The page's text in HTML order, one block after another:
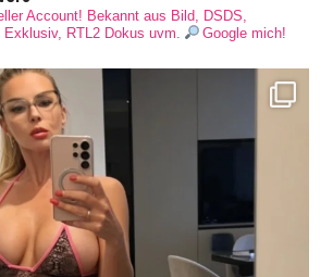
Account! Bekannt aus Bild, DSDS,
Exklusiv, RTL2 Dokus uvm.
Google mich!